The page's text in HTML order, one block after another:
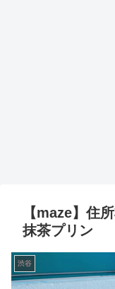
【maze】住
抹茶プリン
渋谷